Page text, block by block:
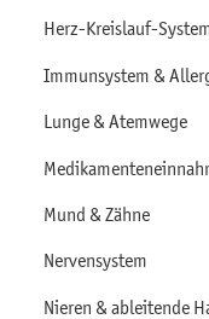
Herz-Kreislauf-
Immunsystem &
Lunge & Atemwege
Mund & Zähne
Nervensystem
Nieren & ableitende